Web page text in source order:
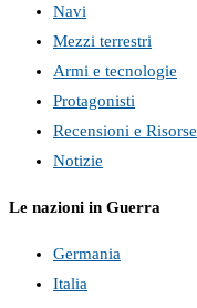
Navi
Mezzi terrestri
Armi e tecnologie
Protagonisti
Recensioni e Risorse
Notizie
Le nazioni in Guerra
Germania
Italia